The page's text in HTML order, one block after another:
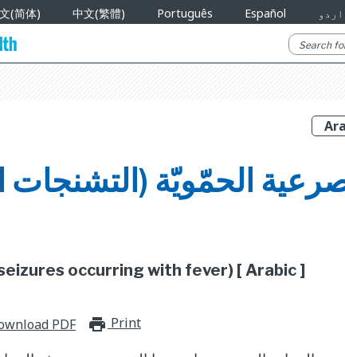
(简体) 中文(繁體) Português Español اردو
الحمّويّة
occurring with fever) [ Arabic ]
PDF print_for_offline
Print